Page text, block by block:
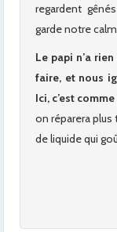
regardent
garde notre
Le papi n’a
faire, et nous
Ici, c’est
on réparera
de liquide qui